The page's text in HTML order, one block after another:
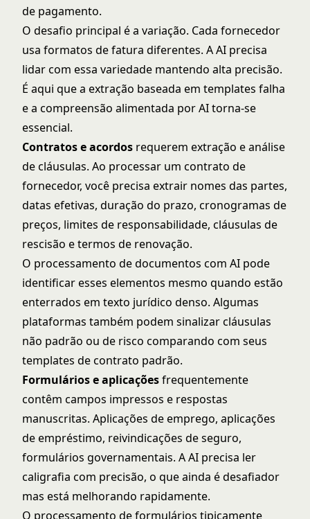
de pagamento.
O desafio principal é a variação. Cada fornecedor
usa formatos de fatura diferentes. A AI precisa
lidar com essa variedade mantendo alta precisão.
É aqui que a extração baseada em templates falha
e a compreensão alimentada por AI torna-se
essencial.
Contratos e acordos requerem extração e análise
de cláusulas. Ao processar um contrato de
fornecedor, você precisa extrair nomes das partes,
datas efetivas, duração do prazo, cronogramas de
preços, limites de responsabilidade, cláusulas de
rescisão e termos de renovação.
O processamento de documentos com AI pode
identificar esses elementos mesmo quando estão
enterrados em texto jurídico denso. Algumas
plataformas também podem sinalizar cláusulas
não padrão ou de risco comparando com seus
templates de contrato padrão.
Formulários e aplicaçõesfrequentemente
contêm campos impressos e respostas
manuscritas. Aplicações de emprego, aplicações
de empréstimo, reivindicações de seguro,
formulários governamentais. A AI precisa ler
caligrafia com precisão, o que ainda é desafiador
mas está melhorando rapidamente.
O processamento de formulários tipicamente